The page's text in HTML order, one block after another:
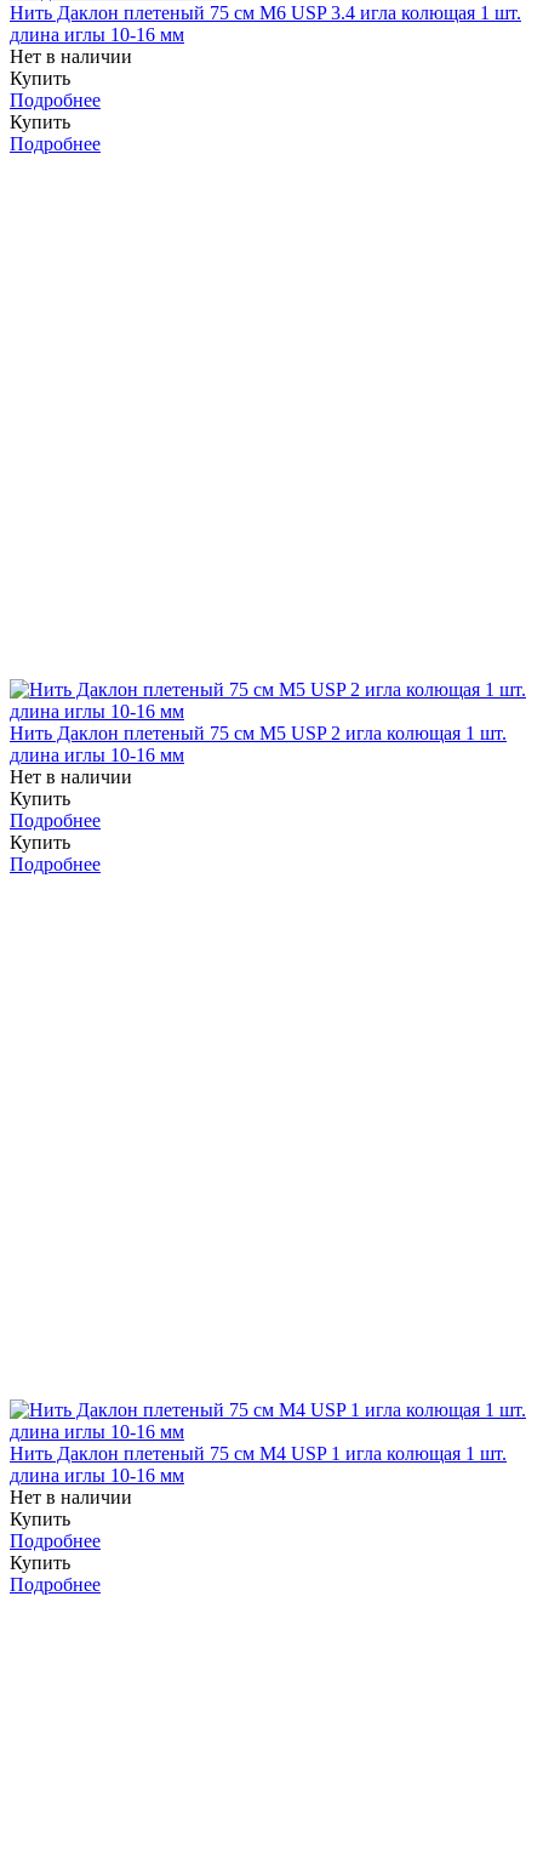
Нить Даклон плетеный 75 см М6 USP 3.4 игла колющая 1 шт.
длина иглы 10-16 мм
Нет в наличии
Купить
Подробнее
Купить
Подробнее
Нить Даклон плетеный 75 см М5 USP 2 игла колющая 1 шт.
длина иглы 10-16 мм
Нет в наличии
Купить
Подробнее
Купить
Подробнее
Нить Даклон плетеный 75 см М4 USP 1 игла колющая 1 шт.
длина иглы 10-16 мм
Нет в наличии
Купить
Подробнее
Купить
Подробнее